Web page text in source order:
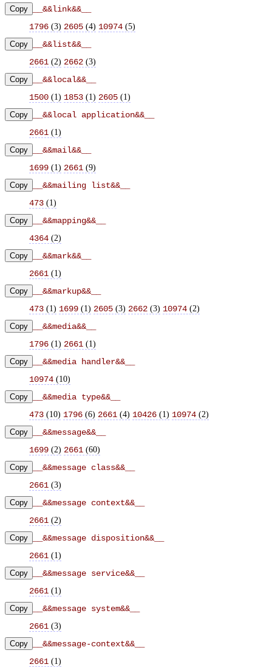
Copy
__&&link&&__
1796 (3) 2605 (4) 10974 (5)
Copy
__&&list&&__
2661 (2) 2662 (3)
Copy
__&&local&&__
1500 (1) 1853 (1) 2605 (1)
Copy
__&&local application&&__
2661 (1)
Copy
__&&mail&&__
1699 (1) 2661 (9)
Copy
__&&mailing list&&__
473 (1)
Copy
__&&mapping&&__
4364 (2)
Copy
__&&mark&&__
2661 (1)
Copy
__&&markup&&__
473 (1) 1699 (1) 2605 (3) 2662 (3) 10974 (2)
Copy
__&&media&&__
1796 (1) 2661 (1)
Copy
__&&media handler&&__
10974 (10)
Copy
__&&media type&&__
473 (10) 1796 (6) 2661 (4) 10426 (1) 10974 (2)
Copy
__&&message&&__
1699 (2) 2661 (60)
Copy
__&&message class&&__
2661 (3)
Copy
__&&message context&&__
2661 (2)
Copy
__&&message disposition&&__
2661 (1)
Copy
__&&message service&&__
2661 (1)
Copy
__&&message system&&__
2661 (3)
Copy
__&&message-context&&__
2661 (1)